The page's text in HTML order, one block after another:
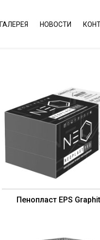
ГАЛЕРЕЯ НОВОСТИ
Пенопласт EPS